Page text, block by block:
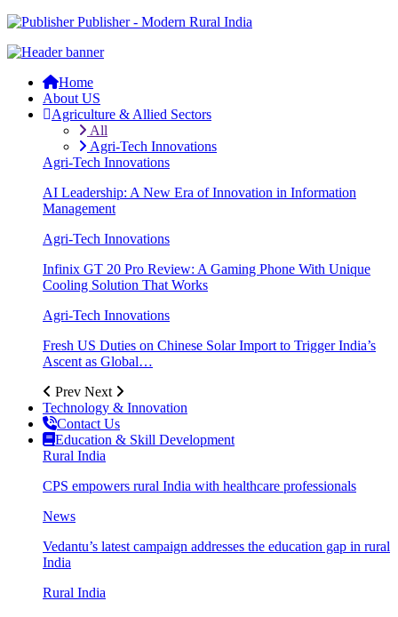
Publisher - Modern Rural India
Home
About US
Agriculture & Allied Sectors
All
Agri-Tech Innovations
Agri-Tech Innovations
AI Leadership: A New Era of Innovation in Information
Management
Agri-Tech Innovations
Infinix GT 20 Pro Review: A Gaming Phone With Unique
Cooling Solution That Works
Agri-Tech Innovations
Fresh US Duties on Chinese Solar Import to Trigger India’s
Ascent as Global…
Prev Next
Technology & Innovation
Contact Us
Education & Skill Development
Rural India
CPS empowers rural India with healthcare professionals
News
Vedantu’s latest campaign addresses the education gap in rural
India
Rural India